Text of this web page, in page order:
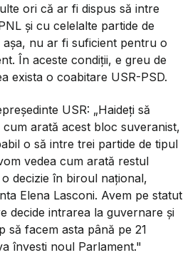
ori că ar fi dispus să intre
și cu celelalte partide de
nu ar fi suficient pentru o
În aceste condiții, e greu de
exista o coabitare USR-PSD.
USR: „Haideți să
arată acest bloc suveranist,
o să intre trei partide de tipul
vedea cum arată restul
decizie în biroul național,
Elena Lasconi. Avem pe statut
decide intrarea la guvernare și
să facem asta până pe 21
învesti noul Parlament."